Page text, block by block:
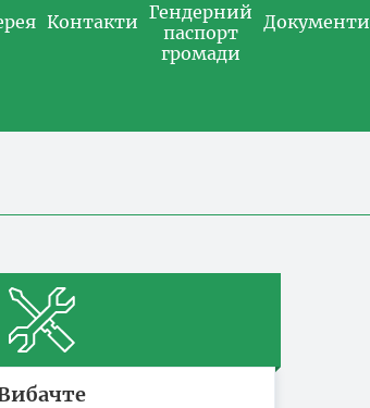
Контакти Гендерний
паспорт
громади
Документи